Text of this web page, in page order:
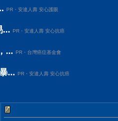
PR・安達人壽 安心護眼
... PR・安達人壽 安心抗癌
... PR・台灣癌症基金會
... PR・安達人壽 安心抗癌